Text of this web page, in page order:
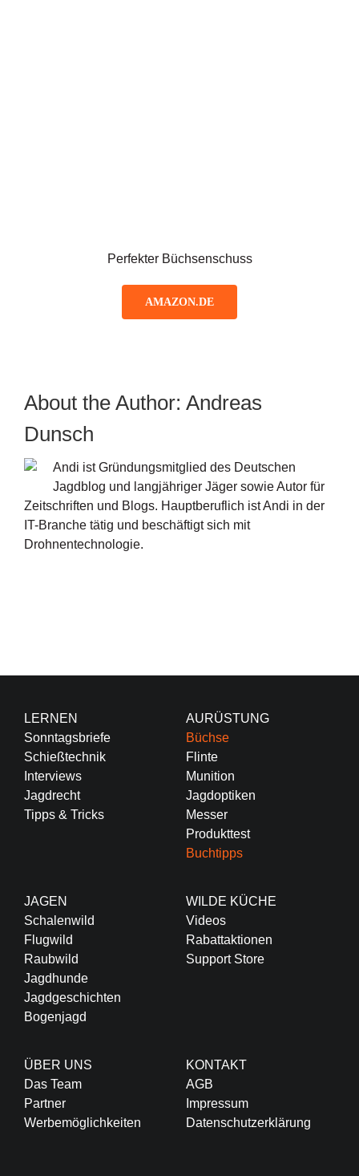
Perfekter Büchsenschuss
AMAZON.DE
About the Author: Andreas
Dunsch
Andi ist Gründungsmitglied des Deutschen
Jagdblog und langjähriger Jäger sowie Autor für
Zeitschriften und Blogs. Hauptberuflich ist Andi in der
IT-Branche tätig und beschäftigt sich mit
Drohnentechnologie.
LERNEN
Sonntagsbriefe
Schießtechnik
Interviews
Jagdrecht
Tipps & Tricks
AURÜSTUNG
Büchse
Flinte
Munition
Jagdoptiken
Messer
Produkttest
Buchtipps
JAGEN
Schalenwild
Flugwild
Raubwild
Jagdhunde
Jagdgeschichten
Bogenjagd
WILDE KÜCHE
Videos
Rabattaktionen
Support Store
ÜBER UNS
Das Team
Partner
Werbemöglichkeiten
KONTAKT
AGB
Impressum
Datenschutzerklärung